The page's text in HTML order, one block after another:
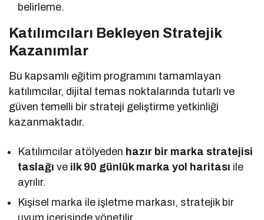
belirleme.
Katılımcıları Bekleyen Stratejik
Kazanımlar
Bu kapsamlı eğitim programını tamamlayan
katılımcılar, dijital temas noktalarında tutarlı ve
güven temelli bir strateji geliştirme yetkinliği
kazanmaktadır.
Katılımcılar atölyeden hazır bir marka stratejisi
taslağı ve ilk 90 günlük marka yol haritası ile
ayrılır.
Kişisel marka ile işletme markası, stratejik bir
uyum içerisinde yönetilir.